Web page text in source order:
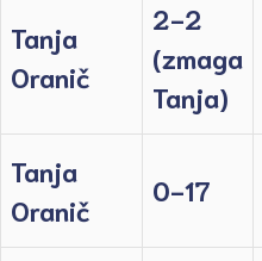
Tanja
Oranič
2-2
(zmaga
Tanja)
Tanja
Oranič
0-17